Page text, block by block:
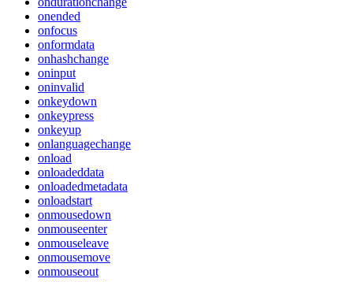
onended
onfocus
onformdata
onhashchange
oninput
oninvalid
onkeydown
onkeypress
onkeyup
onlanguagechange
onload
onloadeddata
onloadedmetadata
onloadstart
onmousedown
onmouseenter
onmouseleave
onmousemove
onmouseout